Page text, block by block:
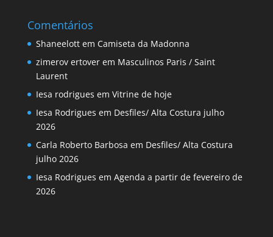
Comentários
Shaneelottem Camiseta da Madonna
zimerov ertoverem Masculinos Paris / Saint
Laurent
Iesa rodrigues em Vitrine de hoje
Iesa Rodrigues em Desfiles/ Alta Costura julho
2026
Carla Roberto Barbosa em Desfiles/ Alta Costura
julho 2026
Iesa Rodrigues em Agenda a partir de fevereiro de
2026